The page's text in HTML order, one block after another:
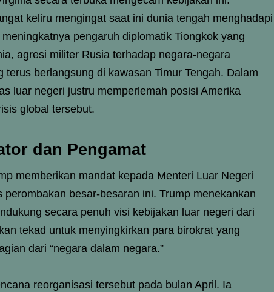
keliru mengingat saat ini dunia tengah menghadapi
pengaruh diplomatik Tiongkok yang
agresi militer Rusia terhadap negara-negara
berlangsung di kawasan Timur Tengah. Dalam
luar negeri justru memperlemah posisi Amerika
global tersebut.
dan Pengamat
memberikan mandat kepada Menteri Luar Negeri
besar-besaran ini. Trump menekankan
secara penuh visi kebijakan luar negeri dari
tekad untuk menyingkirkan para birokrat yang
dari “negara dalam negara.”
reorganisasi tersebut pada bulan April. Ia